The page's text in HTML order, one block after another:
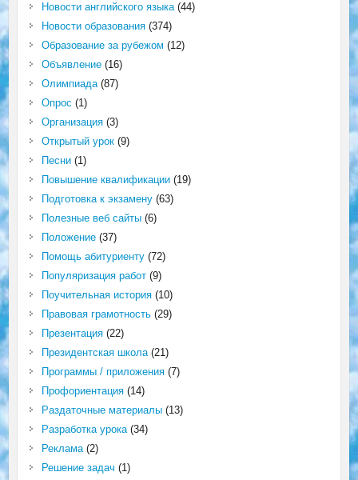
Новости английского языка(44)
Новости образования(374)
Образование за рубежом (12)
Объявление(16)
Олимпиада(87)
Опрос (1)
Организация(3)
Открытый урок(9)
Песни(1)
Повышение квалификации(19)
Подготовка к экзамену(63)
Полезные веб сайты(6)
Положение(37)
Помощь абитуриенту(72)
Популяризация работ(9)
Поучительная история(10)
Правовая грамотность(29)
Презентация(22)
Президентская школа(21)
Программы / приложения(7)
Профориентация(14)
Раздаточные материалы(13)
Разработка урока(34)
Реклама(2)
Решение задач (1)